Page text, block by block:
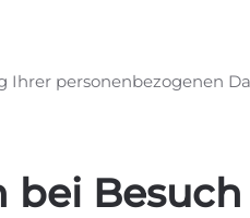
Ihrer personenbezogenen
bei Besuch